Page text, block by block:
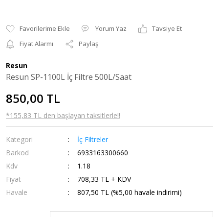
Yorum Yaz
Tavsiye Et
Fiyat Alarmı
Paylaş
Resun
Resun SP-1100L İç Filtre 500L/Saat
850,00 TL
*155,83 TL den başlayan taksitlerle!!
Kategori
İç Filtreler
Barkod
6933163300660
Kdv
1.18
Fiyat
708,33 TL + KDV
Havale
807,50 TL (%5,00 havale indirimi)